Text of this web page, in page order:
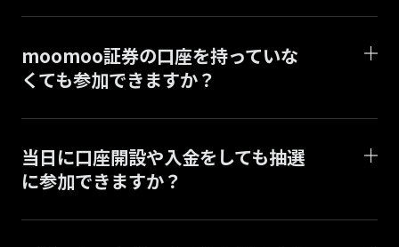
moomoo証券の口座を持っていな
くても参加できますか？
当日に口座開設や入金をしても抽選
に参加できますか？